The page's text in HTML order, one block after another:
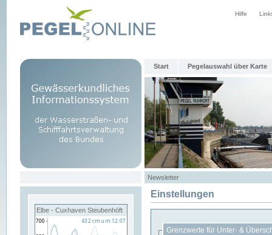
Hilfe
Start Pegelauswahl über Karte
Newsletter
Elbe - Cuxhaven Steubenhöft
Einstellungen
Grenzwerte für Unter- &